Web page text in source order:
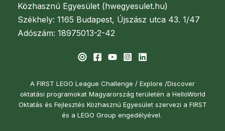
Közhasznú Egyesület (hwegyesulet.hu)
Székhely: 1165 Budapest, Újszász utca 43. 1/47
Adószám: 18975013-2-42
A FIRST LEGO League Challenge / Explore /Discover
oktatási programokat Magyarország területén a HelloWorld
Oktatás és Fejlesztés Közhasznú Egyesület szervezi a FIRST
és a LEGO Group engedélyével.